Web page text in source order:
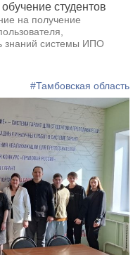
студентов
на получение
знаний системы ИПО
#Тамбовская область